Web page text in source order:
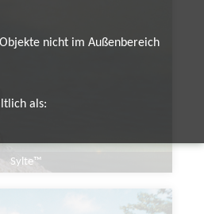
nicht im Außenbereich
als:
Sylte™